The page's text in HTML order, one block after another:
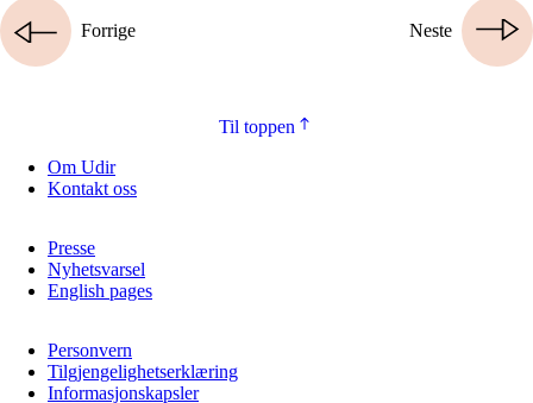
Neste
Forrige
Til toppen
Om Udir
Kontakt oss
Presse
Nyhetsvarsel
English pages
Personvern
Tilgjengelighetserklæring
Informasjonskapsler